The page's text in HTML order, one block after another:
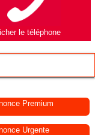
le téléphone
Premium
Urgente